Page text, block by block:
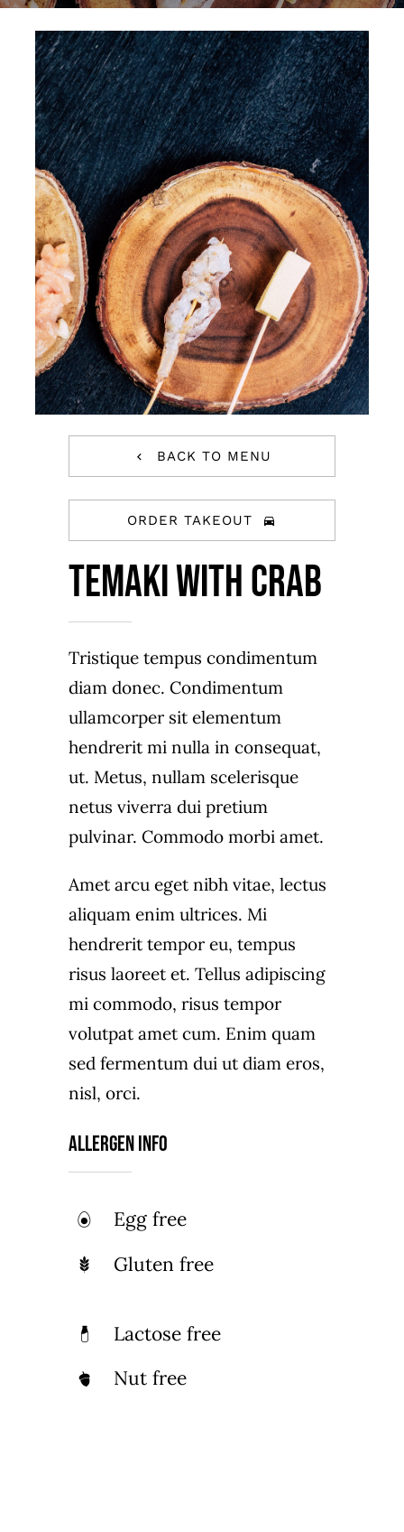
BACK TO MENU
ORDER TAKEOUT
Temaki with crab
Tristique tempus condimentum
diam donec. Condimentum
ullamcorper sit elementum
hendrerit mi nulla in consequat,
ut. Metus, nullam scelerisque
netus viverra dui pretium
pulvinar. Commodo morbi amet.
Amet arcu eget nibh vitae, lectus
aliquam enim ultrices. Mi
hendrerit tempor eu, tempus
risus laoreet et. Tellus adipiscing
mi commodo, risus tempor
volutpat amet cum. Enim quam
sed fermentum dui ut diam eros,
nisl, orci.
Allergen Info
Egg free
Gluten free
Lactose free
Nut free